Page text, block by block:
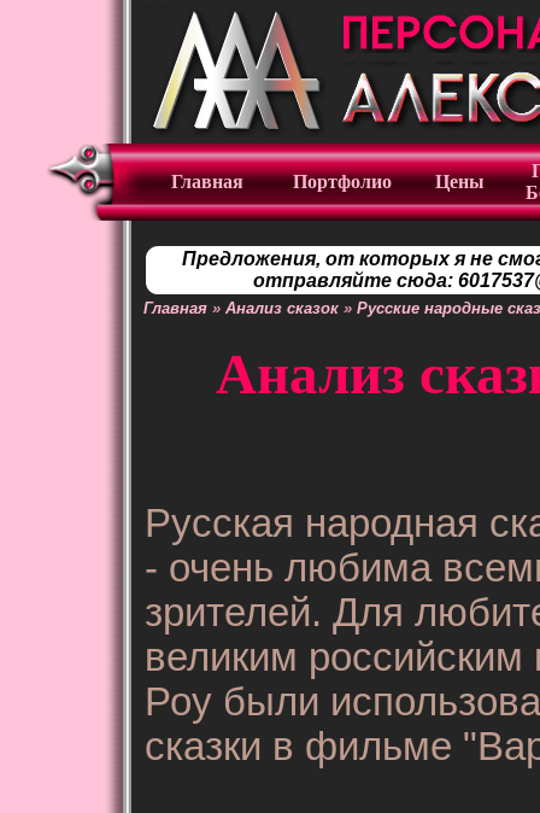
Главная Портфолио Цены
Предложения, от которых я не
отправляйте сюда:
Главная » Анализ сказок » Русские народные
Анализ
Русская народная
- очень любима
зрителей. Для
великим
Роу были
сказки в фильме